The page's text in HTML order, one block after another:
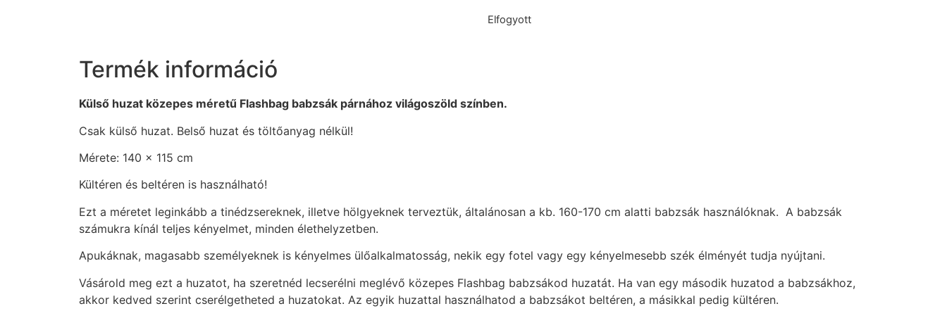
Elfogyott
Termék információ
Külső huzat közepes méretű Flashbag babzsák párnához világoszöld színben.
Csak külső huzat. Belső huzat és töltőanyag nélkül!
Mérete: 140 x 115 cm
Kültéren és beltéren is használható!
Ezt a méretet leginkább a tinédzsereknek, illetve hölgyeknek terveztük, általánosan a kb. 160-170 cm alatti babzsák használóknak. A babzsák
számukra kínál teljes kényelmet, minden élethelyzetben.
Apukáknak, magasabb személyeknek is kényelmes ülőalkalmatosság, nekik egy fotel vagy egy kényelmesebb szék élményét tudja nyújtani.
Vásárold meg ezt a huzatot, ha szeretnéd lecserélni meglévő közepes Flashbag babzsákod huzatát. Ha van egy második huzatod a babzsákhoz,
akkor kedved szerint cserélgetheted a huzatokat. Az egyik huzattal használhatod a babzsákot beltéren, a másikkal pedig kültéren.